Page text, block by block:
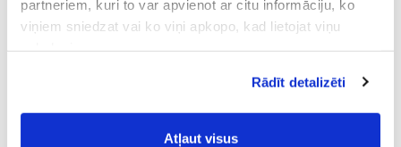
partneriem, kuri to var apvienot ar citu informāciju, ko
viņiem sniedzat vai ko viņi apkopo, kad lietojat viņu
Vispārīgiem vietnes lietošanas
noteikumiem(saīsināti - VVLN).
Rādīt detalizēti
Atļaut visus